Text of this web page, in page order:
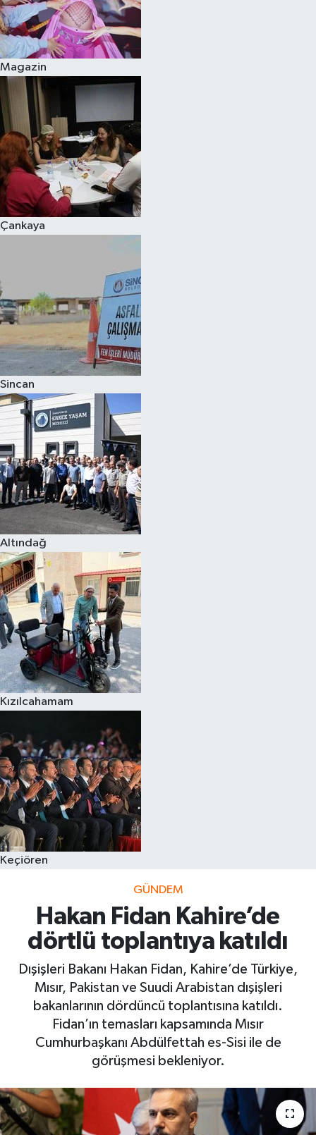
Magazin
Çankaya
Sincan
Altındağ
Kızılcahamam
Keçiören
GÜNDEM
Hakan Fidan Kahire’de
dörtlü toplantıya katıldı
Dışişleri Bakanı Hakan Fidan, Kahire’de Türkiye,
Mısır, Pakistan ve Suudi Arabistan dışişleri
bakanlarının dördüncü toplantısına katıldı.
Fidan’ın temasları kapsamında Mısır
Cumhurbaşkanı Abdülfettah es-Sisi ile de
görüşmesi bekleniyor.